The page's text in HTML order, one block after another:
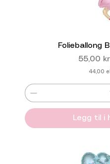
Folieballong
Pris
55,00 kr
44,00
Legg til i